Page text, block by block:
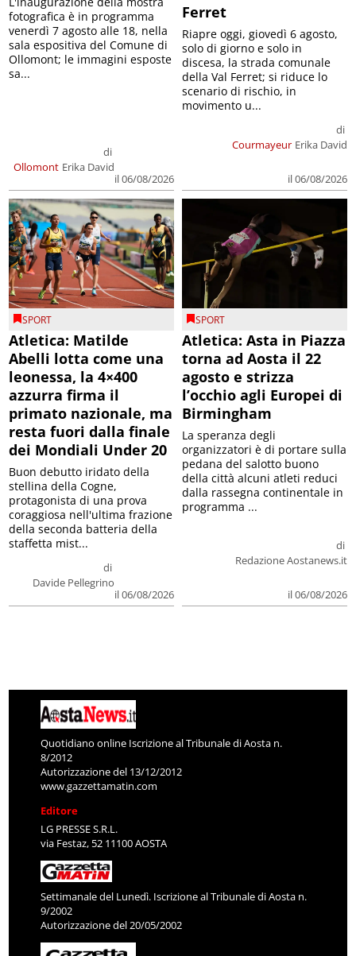
Ollomont
di
Erika David
il 06/08/2026
fotografica è in programma
venerdì 7 agosto alle 18, nella
sala espositiva del Comune di
Ollomont; le immagini esposte
sa...
Ferret
Courmayeur
di
Erika David
il 06/08/2026
Riapre oggi, giovedì 6 agosto,
solo di giorno e solo in
discesa, la strada comunale
della Val Ferret; si riduce lo
scenario di rischio, in
movimento u...
SPORT
Atletica: Matilde
Abelli lotta come una
leonessa, la 4×400
azzurra firma il
primato nazionale, ma
resta fuori dalla finale
dei Mondiali Under 20
di
Davide Pellegrino
il 06/08/2026
Buon debutto iridato della
stellina della Cogne,
protagonista di una prova
coraggiosa nell'ultima frazione
della seconda batteria della
staffetta mist...
SPORT
Atletica: Asta in Piazza
torna ad Aosta il 22
agosto e strizza
l’occhio agli Europei di
Birmingham
di
Redazione Aostanews.it
il 06/08/2026
La speranza degli
organizzatori è di portare sulla
pedana del salotto buono
della città alcuni atleti reduci
dalla rassegna continentale in
programma ...
Quotidiano online Iscrizione al Tribunale di Aosta n.
8/2012
Autorizzazione del 13/12/2012
www.gazzettamatin.com
Editore
LG PRESSE S.R.L.
via Festaz, 52 11100 AOSTA
Settimanale del Lunedì. Iscrizione al Tribunale di Aosta n.
9/2002
Autorizzazione del 20/05/2002